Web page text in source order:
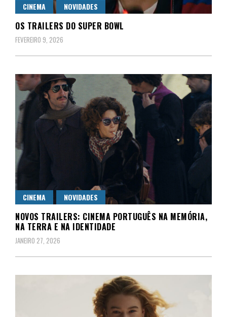
CINEMA NOVIDADES
OS TRAILERS DO SUPER BOWL
FEVEREIRO 9, 2026
CINEMA NOVIDADES
NOVOS TRAILERS: CINEMA PORTUGUÊS NA MEMÓRIA,
NA TERRA E NA IDENTIDADE
JANEIRO 27, 2026